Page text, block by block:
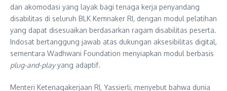
dan akomodasi yang layak bagi tenaga kerja penyandang
disabilitas di seluruh BLK Kemnaker RI, dengan modul pelatihan
yang dapat disesuaikan berdasarkan ragam disabilitas peserta.
Indosat bertanggung jawab atas dukungan aksesibilitas digital,
sementara Wadhwani Foundation menyiapkan modul berbasis
plug-and-playyang adaptif.
Menteri Ketenagakerjaan RI, Yassierli, menyebut bahwa dunia